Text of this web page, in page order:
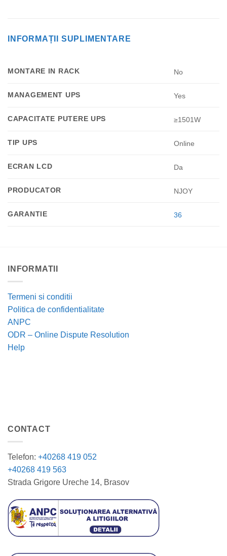
INFORMAȚII SUPLIMENTARE
MONTARE IN RACK No
MANAGEMENT UPS Yes
CAPACITATE PUTERE UPS ≥1501W
TIP UPS Online
ECRAN LCD Da
PRODUCATOR NJOY
GARANTIE 36
INFORMATII
Termeni si conditii
Politica de confidentialitate
ANPC
ODR – Online Dispute Resolution
Help
CONTACT
Telefon: +40268 419 052
+40268 419 563
Strada Grigore Ureche 14, Brasov